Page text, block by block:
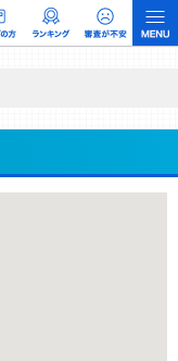
ユーザーへの口コミ収集な
。